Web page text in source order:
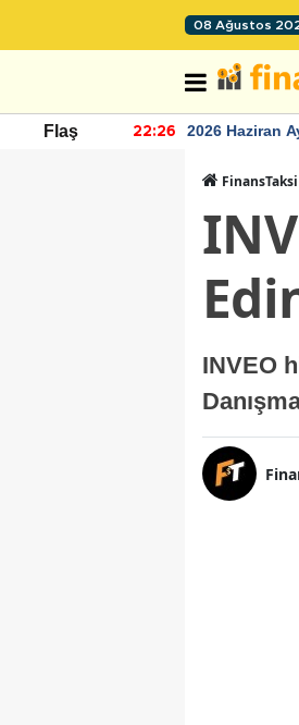
08 Ağustos
Flaş 22:26
2026 Haziran
FinansTaksi
INVEO